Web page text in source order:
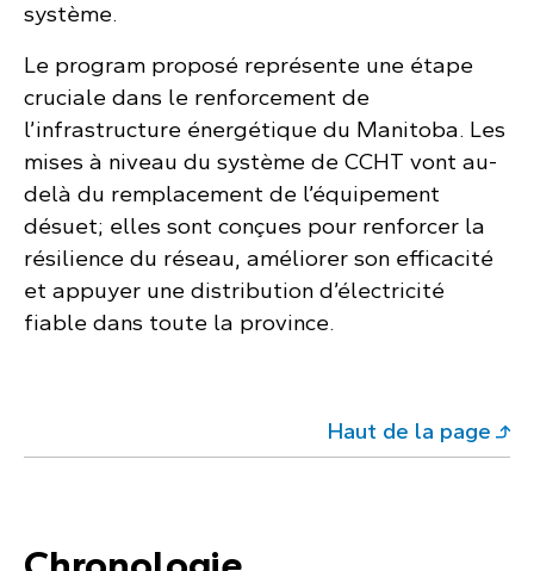
système.
Le program proposé représente une étape
cruciale dans le renforcement de
l’infrastructure énergétique du Manitoba. Les
mises à niveau du système de CCHT vont au-
delà du remplacement de l’équipement
désuet; elles sont conçues pour renforcer la
résilience du réseau, améliorer son efficacité
et appuyer une distribution d’électricité
fiable dans toute la province.
Haut de la page